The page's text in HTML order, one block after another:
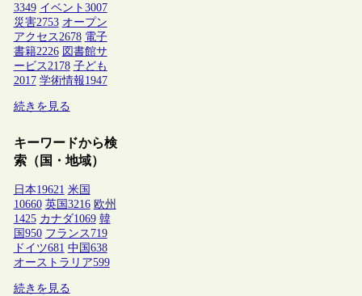
3349 イベント 3007
災害2753 オープン
アクセス 2678 電子
書籍2226 図書館サ
ービス 2178 子ども
2017 学術情報1947
続きを見る
キーワードから検
索（国・地域）
日本19621 米国
10660 英国 3216 欧州
1425 カナダ1069 韓
国 950 フランス 719
ドイツ681 中国 638
オーストラリア599
続きを見る